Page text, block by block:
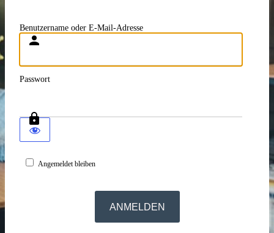
Benutzername oder E-Mail-Adresse
Passwort
Angemeldet bleiben